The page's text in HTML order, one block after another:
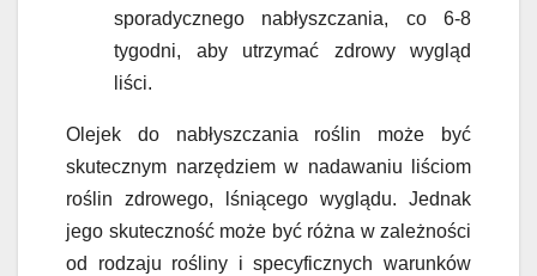
sporadycznego nabłyszczania, co 6-8
tygodni, aby utrzymać zdrowy wygląd
liści.
Olejek do nabłyszczania roślin może być
skutecznym narzędziem w nadawaniu liściom
roślin zdrowego, lśniącego wyglądu. Jednak
jego skuteczność może być różna w zależności
od rodzaju rośliny i specyficznych warunków